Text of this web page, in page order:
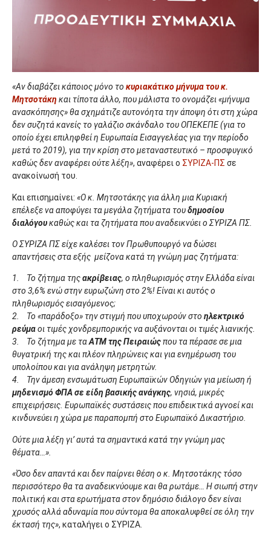
«Αν διαβάζει κάποιος μόνο το κυριακάτικο μήνυμα του κ.
Μητσοτάκη και τίποτα άλλο, που μάλιστα το ονομάζει «μήνυμα
ανασκόπησης» θα σχημάτιζε αυτονόητα την άποψη ότι στη χώρα
δεν συζητά κανείς το γαλάζιο σκάνδαλο του ΟΠΕΚΕΠΕ (για το
οποίο έχει επιληφθεί η Ευρωπαία Εισαγγελέας για την περίοδο
μετά το 2019), για την κρίση στο μεταναστευτικό – προσφυγικό
καθώς δεν αναφέρει ούτε λέξη», αναφέρει ο ΣΥΡΙΖΑ-ΠΣ σε
ανακοίνωσή του.
Και επισημαίνει: «Ο κ. Μητσοτάκης για άλλη μια Κυριακή
επέλεξε να αποφύγει τα μεγάλα ζητήματα τουδημοσίου
διαλόγουκαθώς και τα ζητήματα που αναδεικνύει ο ΣΥΡΙΖΑ ΠΣ.
Ο ΣΥΡΙΖΑ ΠΣ είχε καλέσει τον Πρωθυπουργό να δώσει
απαντήσεις στα εξής μείζονα κατά τη γνώμη μας ζητήματα:
1. Το ζήτημα τηςακρίβειας, ο πληθωρισμός στην Ελλάδα είναι
στο 3,6% ενώ στην ευρωζώνη στο 2%! Είναι κι αυτός ο
πληθωρισμός εισαγόμενος;
2. Το «παράδοξο» την στιγμή που υποχωρούν στο ηλεκτρικό
ρεύμαοι τιμές χονδρεμπορικής να αυξάνονται οι τιμές λιανικής.
3. Το ζήτημα με ταΑΤΜ της Πειραιώςπου τα πέρασε σε μια
θυγατρική της και πλέον πληρώνεις και για ενημέρωση του
υπολοίπου και για ανάληψη μετρητών.
4. Την άμεση ενσωμάτωση Ευρωπαϊκών Οδηγιών για μείωση ή
μηδενισμό ΦΠΑ σε είδη βασικής ανάγκης, νησιά, μικρές
επιχειρήσεις. Ευρωπαϊκές συστάσεις που επιδεικτικά αγνοεί και
κινδυνεύει η χώρα με παραπομπή στο Ευρωπαϊκό Δικαστήριο.
Ούτε μια λέξη γι’ αυτά τα σημαντικά κατά την γνώμη μας
θέματα…».
«Όσο δεν απαντά και δεν παίρνει θέση ο κ. Μητσοτάκης τόσο
περισσότερο θα τα αναδεικνύουμε και θα ρωτάμε… Η σιωπή στην
πολιτική και στα ερωτήματα στον δημόσιο διάλογο δεν είναι
χρυσός αλλά αδυναμία που σύντομα θα αποκαλυφθεί σε όλη την
έκτασή της», καταλήγει ο ΣΥΡΙΖΑ.